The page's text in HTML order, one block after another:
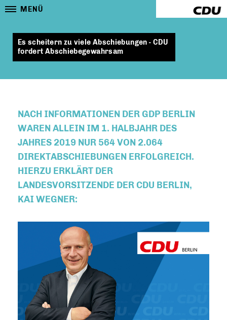
MENÜ
Es scheitern zu viele Abschiebungen - CDU
fordert Abschiebegewahrsam
NACH INFORMATIONEN DER GDP BERLIN
WAREN ALLEIN IM 1. HALBJAHR DES
JAHRES 2019 NUR 564 VON 2.064
DIREKTABSCHIEBUNGEN ERFOLGREICH.
HIERZU ERKLÄRT DER
LANDESVORSITZENDE DER CDU BERLIN,
KAI WEGNER: